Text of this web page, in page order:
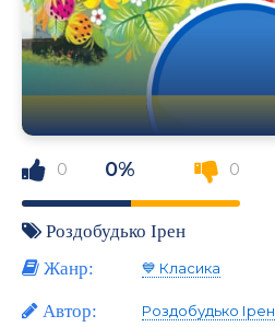
0 0% 0
Роздобудько Ірен
Жанр:
💙 Класика
Автор:
Роздобудько Ірен